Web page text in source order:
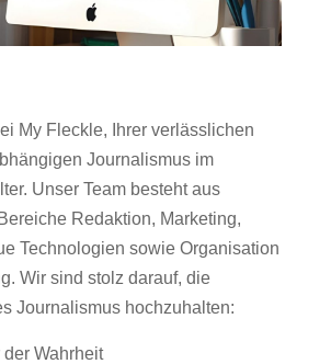
My Fleckle, Ihrer verlässlichen
Journalismus im
Unser Team besteht aus
Redaktion, Marketing,
Technologien sowie Organisation
Wir sind stolz darauf, die
Journalismus hochzuhalten:
Wahrheit